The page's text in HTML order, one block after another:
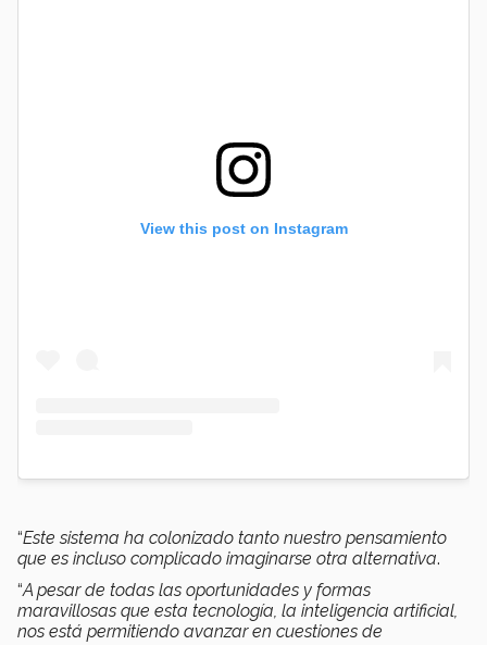
View this post on Instagram
“Este sistema ha colonizado tanto nuestro pensamiento
que es incluso complicado imaginarse otra alternativa.
“A pesar de todas las oportunidades y formas
maravillosas que esta tecnología, la inteligencia artificial,
nos está permitiendo avanzar en cuestiones de